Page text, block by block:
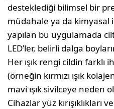
desteklediği bilimsel bir
müdahale ya da kimyasal
yapılan bu uygulamada
LED’ler, belirli dalga
Her ışık rengi cildin farklı
(örneğin kırmızı ışık
mavi ışık sivilceye neden
Cihazlar yüz kırışıklıkları